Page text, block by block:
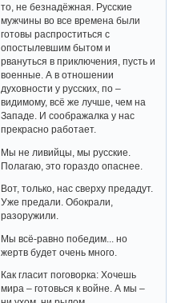
то, не безнадёжная. Русские
мужчины во все времена были
готовы распроститься с
опостылевшим бытом и
рвануться в приключения, пусть и
военные. А в отношении
духовности у русских, по –
видимому, всё же лучше, чем на
Западе. И соображалка у нас
прекрасно работает.
Мы не ливийцы, мы русские.
Полагаю, это гораздо опаснее.
Вот, только, нас сверху предадут.
Уже предали. Обокрали,
разоружили.
Мы всё-равно победим... но
жертв будет очень много.
Как гласит поговорка: Хочешь
мира – готовься к войне. А мы –